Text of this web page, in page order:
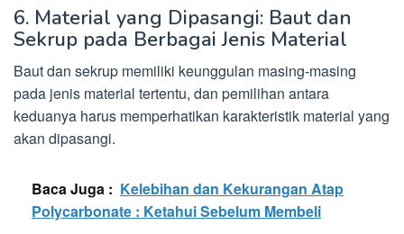
6. Material yang Dipasangi: Baut dan
Sekrup pada Berbagai Jenis Material
Baut dan sekrup memiliki keunggulan masing-masing
pada jenis material tertentu, dan pemilihan antara
keduanya harus memperhatikan karakteristik material yang
akan dipasangi.
Baca Juga : Kelebihan dan Kekurangan Atap
Polycarbonate : Ketahui Sebelum Membeli